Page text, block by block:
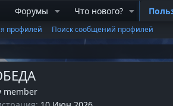
Форумы Что нового?
профилей Поиск сообщений профилей
member